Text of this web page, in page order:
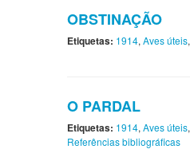
OBSTINAÇÃO
Etiquetas: 1914, Aves úteis,
O PARDAL
Etiquetas: 1914, Aves úteis,
Referências bibliográficas